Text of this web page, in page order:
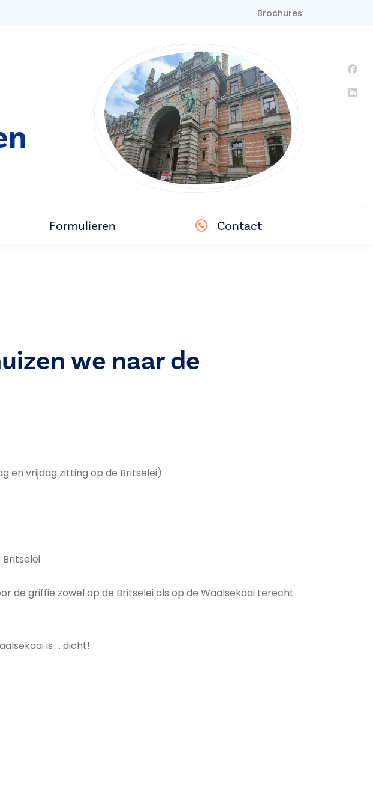
Brochures
Formulieren Contact
we naar de
en vrijdag zitting op de Britselei)
de griffie zowel op de Britselei als op de Waalsekaai terecht
is ... dicht!